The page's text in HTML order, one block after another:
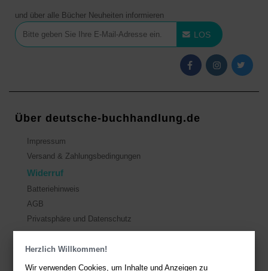
Herzlich Willkommen!
Wir verwenden Cookies, um Inhalte und Anzeigen zu
und über alle Bücher Neuheiten informieren
LOS
Über deutsche-buchhandlung.de
Impressum
Versand & Zahlungsbedingungen
Widerruf
Batteriehinweis
AGB
Privatsphäre und Datenschutz
Kontakt